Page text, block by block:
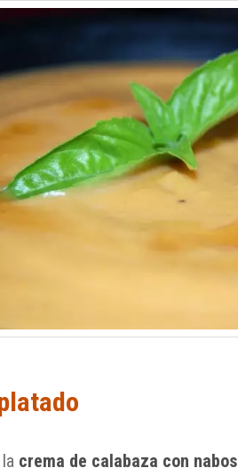
crema de calabaza con nabos